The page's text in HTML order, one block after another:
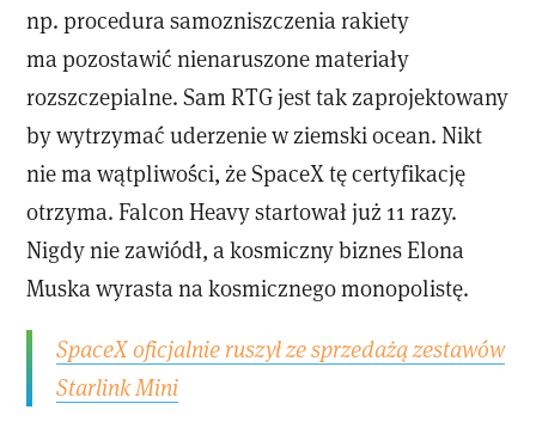
np. procedura samozniszczenia rakiety
ma pozostawić nienaruszone materiały
rozszczepialne. Sam RTG jest tak zaprojektowany
by wytrzymać uderzenie w ziemski ocean. Nikt
nie ma wątpliwości, że SpaceX tę certyfikację
otrzyma. Falcon Heavy startował już 11 razy.
Nigdy nie zawiódł, a kosmiczny biznes Elona
Muska wyrasta na kosmicznego monopolistę.
SpaceX oficjalnie ruszył ze sprzedażą zestawów
Starlink Mini